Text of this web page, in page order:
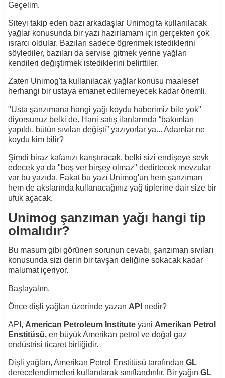
Geçelim.
Siteyi takip eden bazı arkadaşlar Unimog'ta kullanılacak
yağlar konusunda bir yazı hazırlamam için gerçekten çok
ısrarcı oldular. Bazıları sadece ögrenmek istediklerini
söylediler, bazıları da servise gitmek yerine yağları
kendileri değiştirmek istediklerini belirttiler.
Zaten Unimog'ta kullanılacak yağlar konusu maalesef
herhangi bir ustaya emanet edilemeyecek kadar önemli.
"Usta şanzımana hangi yağı koydu haberimiz bile yok"
diyorsunuz belki de. Hani satış ilanlarında “bakımları
yapıldı, bütün sıvıları değişti” yazıyorlar ya... Adamlar ne
koydu kim bilir?
Şimdi biraz kafanızı karıştıracak, belki sizi endişeye sevk
edecek ya da "boş ver birşey olmaz" dedirtecek mevzular
var bu yazıda. Fakat bu yazı Unimog'un hem şanzıman
hem de akslarında kullanacağınız yağ tiplerine dair size bir
ufuk açacak.
Unimog şanzıman yağı hangi tip
olmalıdır?
Bu masum gibi görünen sorunun cevabı, şanzıman sıvıları
konusunda sizi derin bir tavşan deliğine sokacak kadar
malumat içeriyor.
Başlayalım.
Önce dişli yağları üzerinde yazan API nedir?
API, American Petroleum Instituteyani Amerikan Petrol
Enstitüsü,en büyük Amerikan petrol ve doğal gaz
endüstrisi ticaret birliğidir.
Dişli yağları, Amerikan Petrol Enstitüsü tarafından GL
derecelendirmeleri kullanılarak sınıflandırılır. Bir yağın GL